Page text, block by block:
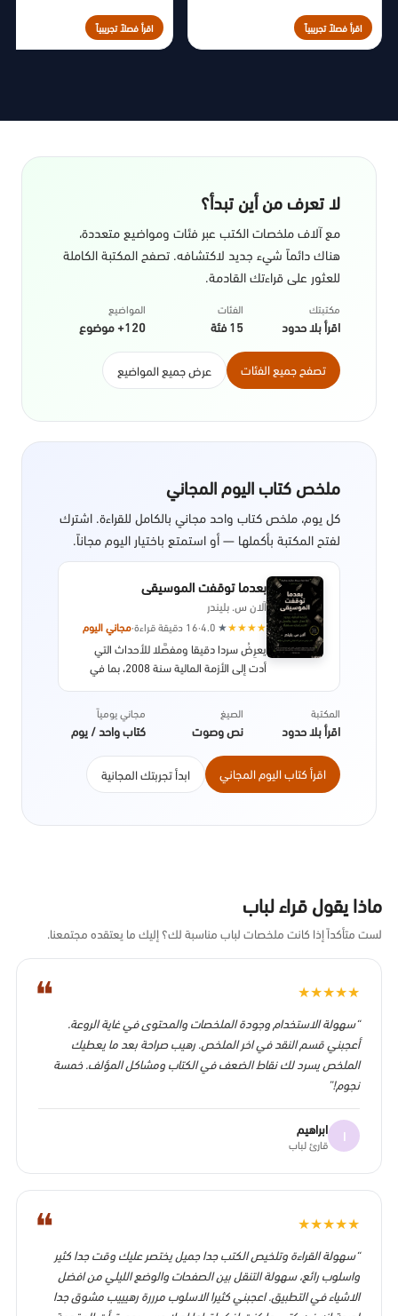
اقرأ فصلاً تجريبياً اقرأ فصلاً تجريبياً
لا تعرف من أين تبدأ؟
مع آلاف ملخصات الكتب عبر فئات ومواضيع متعددة،
هناك دائماً شيء جديد لاكتشافه. تصفح المكتبة الكاملة
للعثور على قراءتك القادمة.
مكتبتك
اقرأ بلا حدود
الفئات
15 فئة
المواضيع
120+ موضوع
تصفح جميع الفئات عرض جميع المواضيع
ملخص كتاب اليوم المجاني
كل يوم، ملخص كتاب واحد مجاني بالكامل للقراءة. اشترك
لفتح المكتبة بأكملها — أو استمتع باختيار اليوم مجاناً.
بعدما توقفت الموسيقى
آلان س. بليندر
★
★
★
★
★
4.0
·16 دقيقة قراءة ·مجاني اليوم
يعرِضُ سردا دقيقا ومفصَّلا للأحداث التي
أدت إلى الأزمة المالية سنة 2008، بما في
بحدوث الانهيار الاقتصادي، مع التركيز بشكل
خاص على تداعياتها على الصعيد الدولي. صدر
عن دار النشر بنجوين سنة 2013.
المكتبة
اقرأ بلا حدود
الصيغ
نص وصوت
مجاني يومياً
كتاب واحد / يوم
اقرأ كتاب اليوم المجاني ابدأ تجربتك المجانية
ماذا يقول قراء لباب
لست متأكداً إذا كانت ملخصات لباب مناسبة لك؟ إليك ما يعتقده مجتمعنا.
❝ ★
★
★
★
★
“سهولة الاستخدام وجودة الملخصات والمحتوى في غاية الروعة.
أعجبني قسم النقد في اخر الملخص. رهيب صراحة بعد ما يعطيك
الملخص يسرد لك نقاط الضعف في الكتاب ومشاكل المؤلف. خمسة
نجوم!”
ا ابراهيم
قارئ لباب
❝ ★
★
★
★
★
“سهولة القراءة وتلخيص الكتب جدا جميل يختصر عليك وقت جدا كثير
واسلوب رائع، سهولة التنقل بين الصفحات والوضع الليلي من افضل
الاشياء في التطبيق. اعجبني كثيرا الاسلوب مرررة رهيييب مشوق جدا